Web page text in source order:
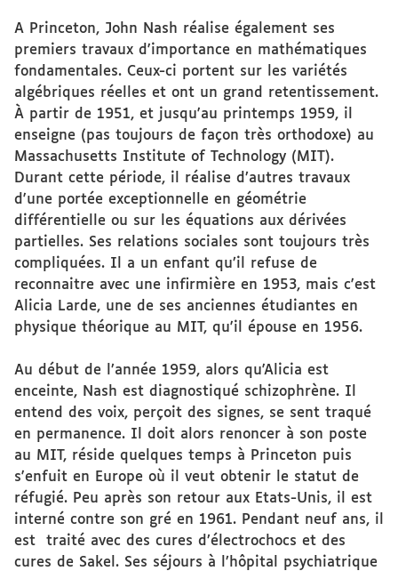
A Princeton, John Nash réalise également ses
premiers travaux d'importance en mathématiques
fondamentales. Ceux-ci portent sur les variétés
algébriques réelles et ont un grand retentissement.
À partir de 1951, et jusqu'au printemps 1959, il
enseigne (pas toujours de façon très orthodoxe) au
Massachusetts Institute of Technology (MIT).
Durant cette période, il réalise d’autres travaux
d'une portée exceptionnelle en géométrie
différentielle ou sur les équations aux dérivées
partielles. Ses relations sociales sont toujours très
compliquées. Il a un enfant qu’il refuse de
reconnaitre avec une infirmière en 1953, mais c'est
Alicia Larde, une de ses anciennes étudiantes en
physique théorique au MIT, qu'il épouse en 1956.
Au début de l’année 1959, alors qu'Alicia est
enceinte, Nash est diagnostiqué schizophrène. Il
entend des voix, perçoit des signes, se sent traqué
en permanence. Il doit alors renoncer à son poste
au MIT, réside quelques temps à Princeton puis
s'enfuit en Europe où il veut obtenir le statut de
réfugié. Peu après son retour aux Etats-Unis, il est
interné contre son gré en 1961. Pendant neuf ans, il
est traité avec des cures d’électrochocs et des
cures de Sakel. Ses séjours à l’hôpital psychiatrique